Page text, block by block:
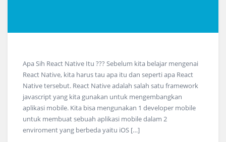
Apa Sih React Native Itu ??? Sebelum kita belajar mengenai
React Native, kita harus tau apa itu dan seperti apa React
Native tersebut. React Native adalah salah satu framework
javascript yang kita gunakan untuk mengembangkan
aplikasi mobile. Kita bisa mengunakan 1 developer mobile
untuk membuat sebuah aplikasi mobile dalam 2
enviroment yang berbeda yaitu iOS […]